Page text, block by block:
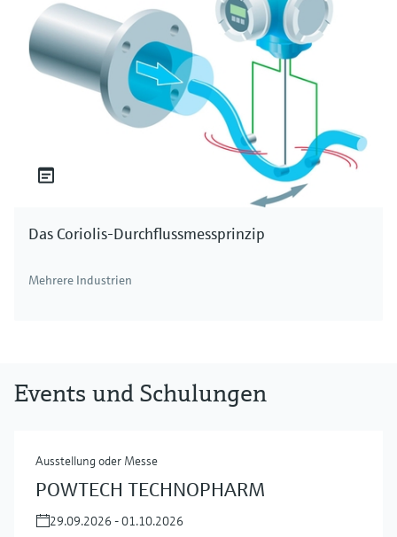
Das Coriolis-Durchflussmessprinzip
Mehrere Industrien
Events und Schulungen
Ausstellung oder Messe
POWTECH TECHNOPHARM
29.09.2026 - 01.10.2026